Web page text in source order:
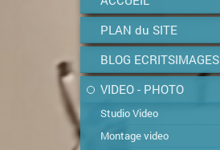
PLAN du SITE
BLOG ECRITSIMAGES
VIDEO - PHOTO
Studio Video
Montage video